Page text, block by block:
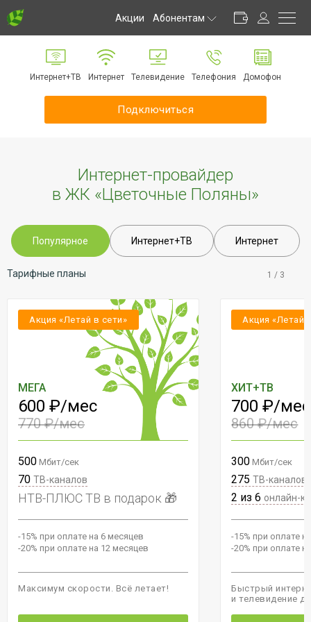
Акции Абонентам
Личный кабинет
Способы оплаты
Обратная связь
Информирование
Документы
Интернет+ТВ Интернет Телевидение Телефония Домофон
Подключиться
Интернет-провайдер
в ЖК «Цветочные Поляны»
Популярное Интернет+ТВ Интернет
Тарифные планы 1 / 3
Акция «Летай в сети»
МЕГА
600 ₽/мес
770 ₽/мес
500 Мбит/сек
70 ТВ-каналов
НТВ-ПЛЮС ТВ в подарок 🎁
-15% при оплате на 6 месяцев
-20% при оплате на 12 месяцев
Максимум скорости. Всё летает!
Акция «Летай
ХИТ+ТВ
700 ₽/мес
860 ₽/мес
300 Мбит/сек
275ТВ-каналов
2 из 6 онлайн-
-15% при оплате
-20% при оплате
Быстрый
и телевидение